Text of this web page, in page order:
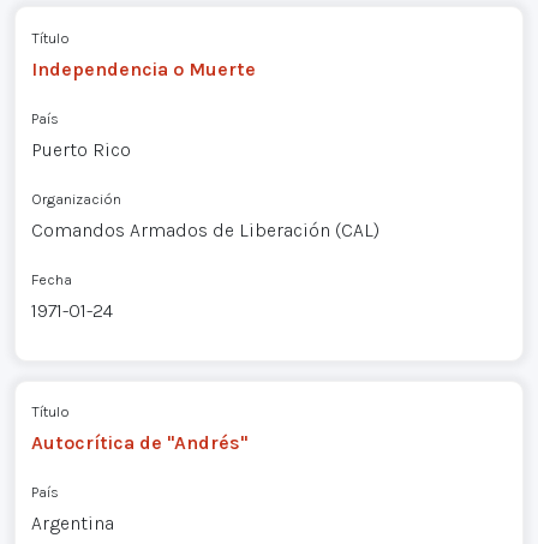
Título
Independencia o Muerte
País
Puerto Rico
Organización
Comandos Armados de Liberación (CAL)
Fecha
1971-01-24
Título
Autocrítica de "Andrés"
País
Argentina